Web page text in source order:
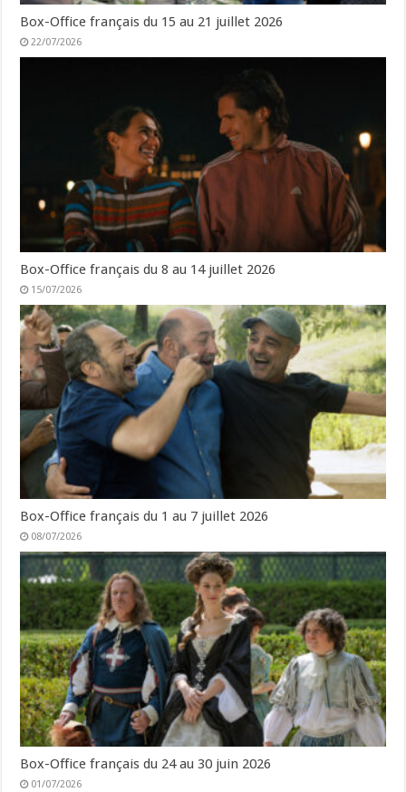
Box-Office français du 15 au 21 juillet 2026
22/07/2026
Box-Office français du 8 au 14 juillet 2026
15/07/2026
Box-Office français du 1 au 7 juillet 2026
08/07/2026
Box-Office français du 24 au 30 juin 2026
01/07/2026